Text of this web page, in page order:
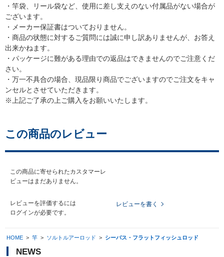
・竿袋、リール袋など、使用に差し支えのない付属品がない場合が
ございます。
・メーカー保証書はついておりません。
・商品の状態に対するご質問には誠に申し訳ありませんが、お答え
出来かねます。
・パッケージに難がある理由での返品はできませんのでご注意くだ
さい。
・万一不具合の場合、現品限り商品でございますのでご注文をキャ
ンセルとさせていただきます。
※上記ご了承の上ご購入をお願いいたします。
この商品のレビュー
この商品に寄せられたカスタマーレ
ビューはまだありません。
レビューを評価するには
ログインが必要です。
レビューを書く
HOME > 竿 > ソルトルアーロッド > シーバス・フラットフィッシュロッド
NEWS